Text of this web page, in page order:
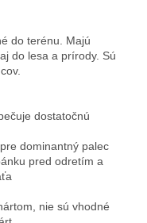
do terénu. Majú
do lesa a prírody. Sú
dostatočnú
dominantný palec
pred odretím a
nie sú vhodné